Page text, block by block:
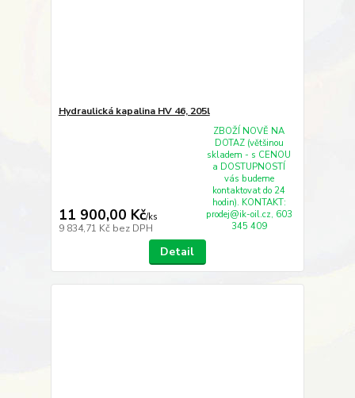
Hydraulická kapalina HV 46, 205l
11 900,00 Kč/ks
9 834,71 Kč bez DPH
ZBOŽÍ NOVĚ NA
DOTAZ (většinou
skladem - s CENOU
a DOSTUPNOSTÍ
vás budeme
kontaktovat do 24
hodin). KONTAKT:
prodej@ik-oil.cz, 603
345 409
Detail